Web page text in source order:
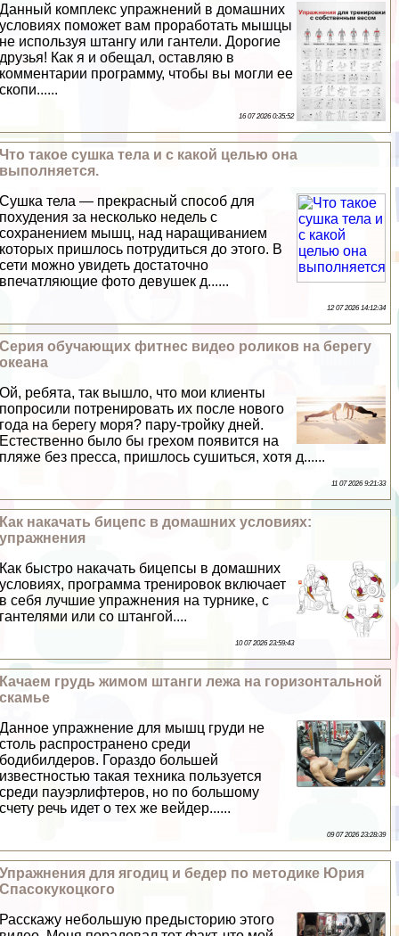
Данный комплекс упражнений в домашних
условиях поможет вам проработать мышцы
не используя штангу или гантели. Дорогие
друзья! Как я и обещал, оставляю в
комментарии программу, чтобы вы могли ее
скопи......
16 07 2026 0:35:52
Что такое сушка тела и с какой целью она
выполняется.
Сушка тела — прекрасный способ для
похудения за несколько недель с
сохранением мышц, над наращиванием
которых пришлось потрудиться до этого. В
сети можно увидеть достаточно
впечатляющие фото дeвyшек д......
12 07 2026 14:12:34
Серия обучающих фитнес видео роликов на берегу
океана
Ой, ребята, так вышло, что мои клиенты
попросили потренировать их после нового
года на берегу моря? пару-тройку дней.
Естественно было бы грехом появится на
пляже без пресса, пришлось сушиться, хотя д......
11 07 2026 9:21:33
Как накачать бицепс в домашних условиях:
упражнения
Как быстро накачать бицепсы в домашних
условиях, программа тренировок включает
в себя лучшие упражнения на турнике, с
гантелями или со штангой....
10 07 2026 23:59:43
Качаем гpyдь жимом штанги лежа на горизонтальной
скамье
Данное упражнение для мышц гpyди не
столь распространено среди
бодибилдеров. Гораздо большей
известностью такая техника пользуется
среди пауэрлифтеров, но по большому
счету речь идет о тех же вейдер......
09 07 2026 23:28:39
Упражнения для ягoдиц и бедер по методике Юрия
Спасокукоцкого
Расскажу небольшую предысторию этого